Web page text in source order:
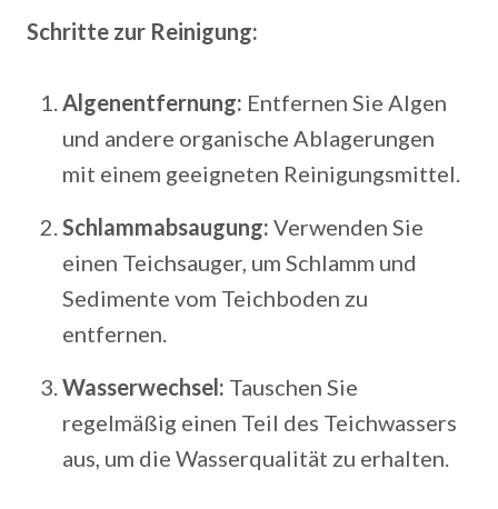
Schritte zur Reinigung:
Algenentfernung: Entfernen Sie Algen
und andere organische Ablagerungen
mit einem geeigneten Reinigungsmittel.
Schlammabsaugung: Verwenden Sie
einen Teichsauger, um Schlamm und
Sedimente vom Teichboden zu
entfernen.
Wasserwechsel: Tauschen Sie
regelmäßig einen Teil des Teichwassers
aus, um die Wasserqualität zu erhalten.